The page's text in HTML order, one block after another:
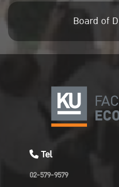
Board of
Tel
02-579-9579